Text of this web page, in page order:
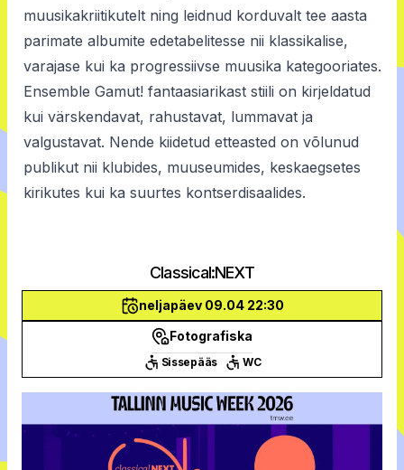
muusikakriitikutelt ning leidnud korduvalt tee aasta
parimate albumite edetabelitesse nii klassikalise,
varajase kui ka progressiivse muusika kategooriates.
Ensemble Gamut! fantaasiarikast stiili on kirjeldatud
kui värskendavat, rahustavat, lummavat ja
valgustavat. Nende kiidetud etteasted on võlunud
publikut nii klubides, muuseumides, keskaegsetes
kirikutes kui ka suurtes kontserdisaalides.
Classical:NEXT
neljapäev 09.04 22:30
Fotografiska
Sissepääs WC